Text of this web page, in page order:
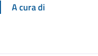
A cura di